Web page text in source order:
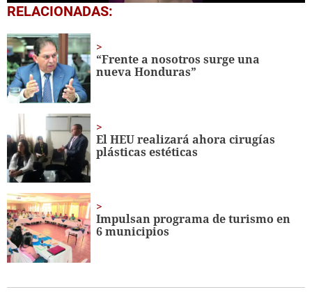
0
seconds
48
seconds
RELACIONADAS:
“Frente a nosotros surge una
nueva Honduras”
El HEU realizará ahora cirugías
plásticas estéticas
Impulsan programa de turismo en
6 municipios